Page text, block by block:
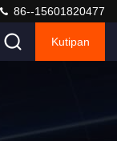
86--15601820477
Kutipan